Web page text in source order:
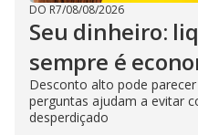
DO R7/08/08/2026
Seu dinheiro:
sempre é
Desconto alto pode
perguntas ajudam a evitar
desperdiçado